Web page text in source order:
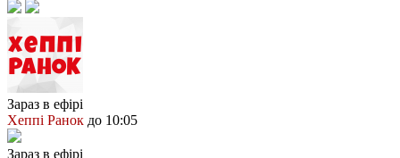
Зараз в ефірі
Хеппі Ранок до 10:05
Зараз в ефірі